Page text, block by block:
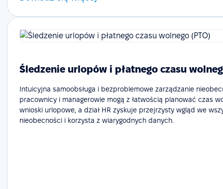
Śledzenie urlopów i płatnego czasu
Intuicyjna samoobsługa i bezproblemowe zarządzanie
pracownicy i managerowie mogą z łatwością planować czas
wnioski urlopowe, a dział HR zyskuje przejrzysty wgląd we
nieobecności i korzysta z wiarygodnych danych.